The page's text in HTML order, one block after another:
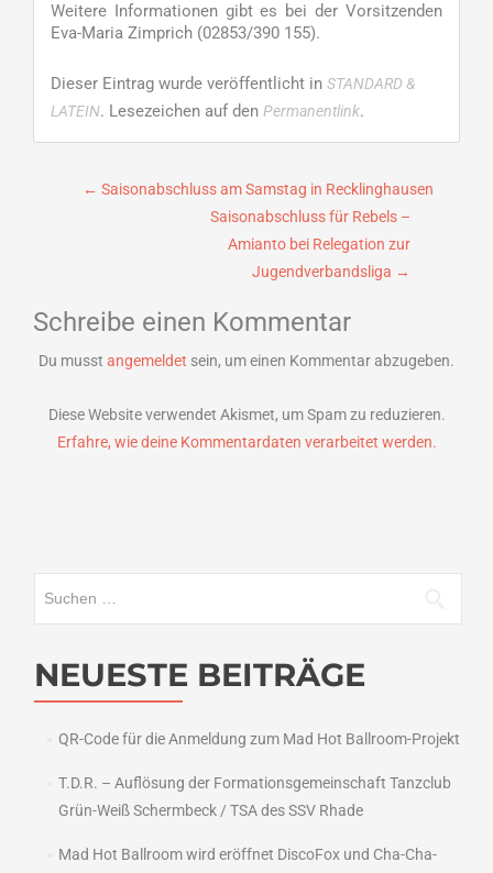
Weitere Informationen gibt es bei der Vorsitzenden
Eva-Maria Zimprich (02853/390 155).
Dieser Eintrag wurde veröffentlicht in STANDARD &
LATEIN. Lesezeichen auf den Permanentlink.
Beitragsnavigation
← Saisonabschluss am Samstag in Recklinghausen
Saisonabschluss für Rebels –
Amianto bei Relegation zur
Jugendverbandsliga →
Schreibe einen Kommentar
Du musst angemeldet sein, um einen Kommentar abzugeben.
Diese Website verwendet Akismet, um Spam zu reduzieren.
Erfahre, wie deine Kommentardaten verarbeitet werden.
NEUESTE BEITRÄGE
QR-Code für die Anmeldung zum Mad Hot Ballroom-Projekt
T.D.R. – Auflösung der Formationsgemeinschaft Tanzclub
Grün-Weiß Schermbeck / TSA des SSV Rhade
Mad Hot Ballroom wird eröffnet DiscoFox und Cha-Cha-